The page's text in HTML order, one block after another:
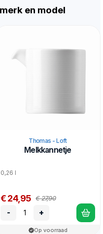
en model
Thomas - Loft
Melkkannetje
0,26 l
€ 24,95 € 27,90
- +
Op voorraad